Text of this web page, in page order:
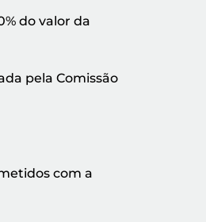
do valor da
pela Comissão
com a